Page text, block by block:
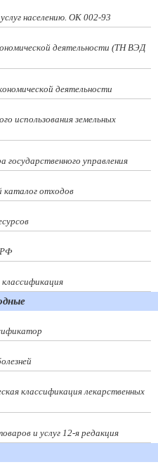
населению. ОК 002-93
деятельности (ТН ВЭД
деятельности
использования земельных
управления
каталог отходов
РФ
классификация лекарственных
и услуг 12-я редакция